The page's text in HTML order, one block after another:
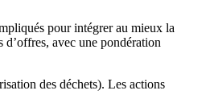
pour intégrer au mieux la
d’offres, avec une pondération
des déchets). Les actions